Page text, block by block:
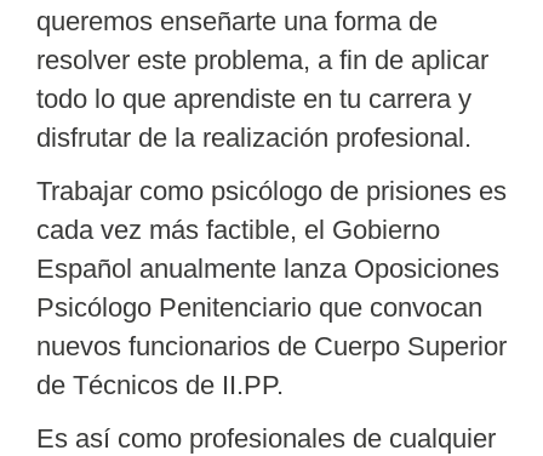
queremos enseñarte una forma de
resolver este problema, a fin de aplicar
todo lo que aprendiste en tu carrera y
disfrutar de la realización profesional.
Trabajar como psicólogo de prisiones es
cada vez más factible, el Gobierno
Español anualmente lanza Oposiciones
Psicólogo Penitenciario que convocan
nuevos funcionarios de Cuerpo Superior
de Técnicos de II.PP.
Es así como profesionales de cualquier